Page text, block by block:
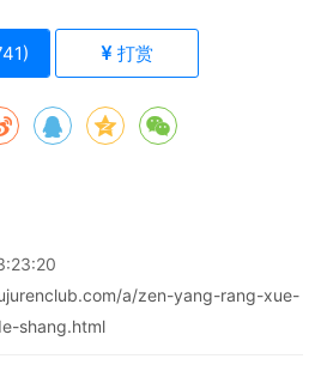
) 打赏
a/zen-yang-rang-xue-
shang.html